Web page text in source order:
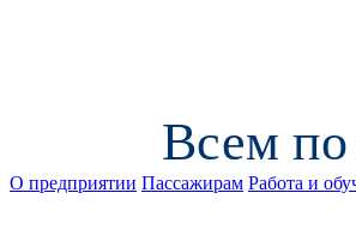
Всем по
О предприятии Пассажирам Работа и